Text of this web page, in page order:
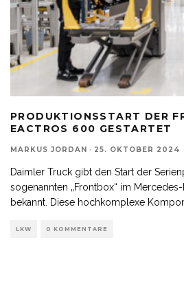
PRODUKTIONSSTART DER
EACTROS 600 GESTARTET
MARKUS JORDAN · 25. OKTOBER 2024
Daimler Truck gibt den Start der
sogenannten „Frontbox“ im
bekannt. Diese hochkomplexe
LKW 0 KOMMENTARE